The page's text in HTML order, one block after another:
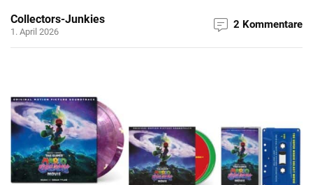
Collectors-Junkies
1. April 2026
2 Kommentare